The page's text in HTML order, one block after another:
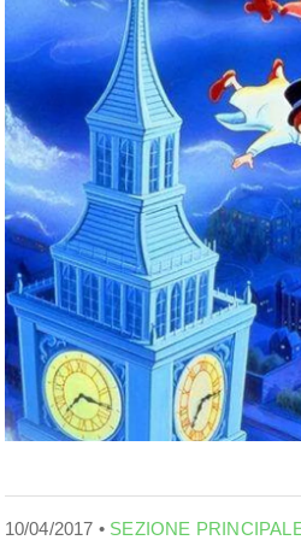
10/04/2017 • SEZIONE